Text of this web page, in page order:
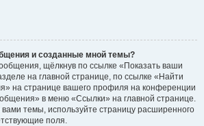
и созданные мной темы?
щёлкнув по ссылке «Показать ваши
на главной странице, по ссылке «Найти
на странице вашего профиля на конференции
в меню «Ссылки» на главной странице.
темы, используйте страницу расширенного
поля.